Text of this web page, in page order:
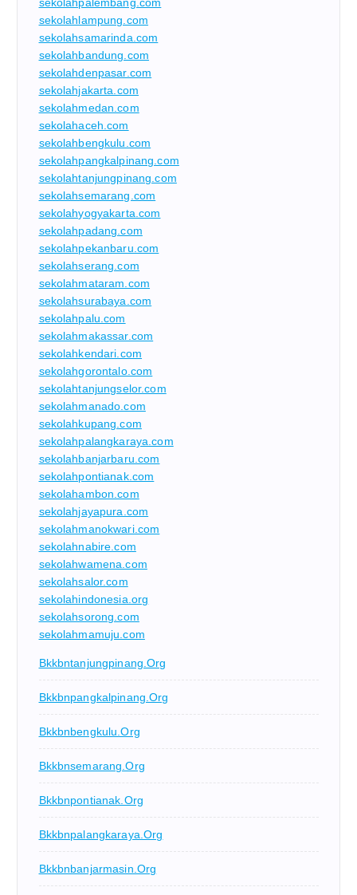
sekolahpalembang.com
sekolahlampung.com
sekolahsamarinda.com
sekolahbandung.com
sekolahdenpasar.com
sekolahjakarta.com
sekolahmedan.com
sekolahaceh.com
sekolahbengkulu.com
sekolahpangkalpinang.com
sekolahtanjungpinang.com
sekolahsemarang.com
sekolahyogyakarta.com
sekolahpadang.com
sekolahpekanbaru.com
sekolahserang.com
sekolahmataram.com
sekolahsurabaya.com
sekolahpalu.com
sekolahmakassar.com
sekolahkendari.com
sekolahgorontalo.com
sekolahtanjungselor.com
sekolahmanado.com
sekolahkupang.com
sekolahpalangkaraya.com
sekolahbanjarbaru.com
sekolahpontianak.com
sekolahambon.com
sekolahjayapura.com
sekolahmanokwari.com
sekolahnabire.com
sekolahwamena.com
sekolahsalor.com
sekolahindonesia.org
sekolahsorong.com
sekolahmamuju.com
Bkkbntanjungpinang.org
Bkkbnpangkalpinang.org
Bkkbnbengkulu.org
Bkkbnsemarang.org
Bkkbnpontianak.org
Bkkbnpalangkaraya.org
Bkkbnbanjarmasin.org